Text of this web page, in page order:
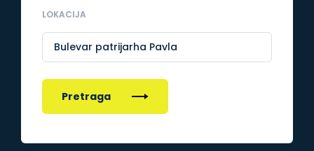
LOKACIJA
Bulevar patrijarha Pavla
Pretraga